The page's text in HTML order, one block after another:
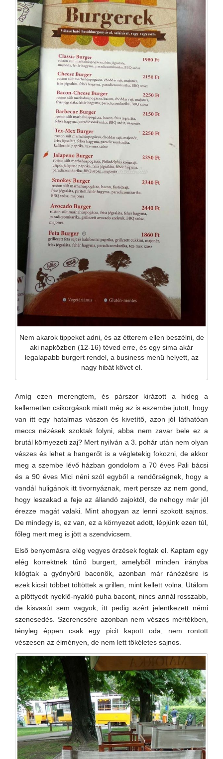
Nem akarok tippeket adni, és az étterem ellen beszélni, de
aki napközben (12-16) téved erre, és egy sima akár
legalapabb burgert rendel, a business menü helyett, az
nagy hibát követ el.
Amíg ezen merengtem, és párszor kirázott a hideg a
kellemetlen csikorgások miatt még az is eszembe jutott, hogy
van itt egy hatalmas vászon és kivetítő, azon jól láthatóan
meccs nézések szoktak folyni, abba nem zavar bele ez a
brutál környezeti zaj? Mert nyilván a 3. pohár után nem olyan
vészes és lehet a hangerőt is a végletekig fokozni, de akkor
meg a szembe lévő házban gondolom a 70 éves Pali bácsi
és a 90 éves Mici néni szól egyből a rendőrségnek, hogy a
vandál huligánok itt tivornyáznak, mert persze az nem gond,
hogy leszakad a feje az állandó zajoktól, de nehogy már jól
érezze magát valaki. Mint ahogyan az lenni szokott sajnos.
De mindegy is, ez van, ez a környezet adott, lépjünk ezen túl,
főleg mert meg is jött a szendvicsem.
Első benyomásra elég vegyes érzések fogtak el. Kaptam egy
elég korrektnek tűnő burgert, amelyből minden irányba
kilógtak a gyönyörű baconök, azonban már ránézésre is
ezek kicsit többet töltöttek a grillen, mint kellett volna. Utálom
a plöttyedt nyeklő-nyakló puha bacont, nincs annál rosszabb,
de kisvasút sem vagyok, itt pedig azért jelentkezett némi
szenesedés. Szerencsére azonban nem vészes mértékben,
tényleg éppen csak egy picit kapott oda, nem rontott
vészesen az élményen, de nem lett tökéletes sajnos.